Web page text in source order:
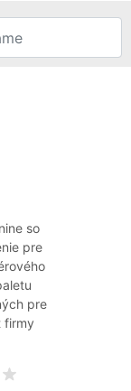
so
pre
pre
firmy